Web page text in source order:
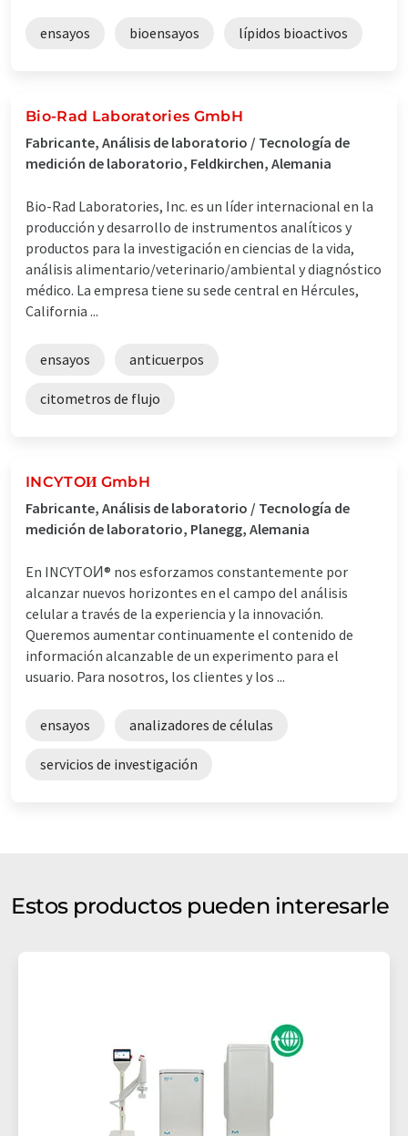
ensayos bioensayos lípidos bioactivos
Bio-Rad Laboratories GmbH
Fabricante, Análisis de laboratorio / Tecnología de
medición de laboratorio, Feldkirchen, Alemania
Bio-Rad Laboratories, Inc. es un líder internacional en la
producción y desarrollo de instrumentos analíticos y
productos para la investigación en ciencias de la vida,
análisis alimentario/veterinario/ambiental y diagnóstico
médico. La empresa tiene su sede central en Hércules,
California ...
ensayos anticuerpos
citometros de flujo
INCYTOИ GmbH
Fabricante, Análisis de laboratorio / Tecnología de
medición de laboratorio, Planegg, Alemania
En INCYTOИ® nos esforzamos constantemente por
alcanzar nuevos horizontes en el campo del análisis
celular a través de la experiencia y la innovación.
Queremos aumentar continuamente el contenido de
información alcanzable de un experimento para el
usuario. Para nosotros, los clientes y los ...
ensayos analizadores de células
servicios de investigación
Estos productos pueden interesarle